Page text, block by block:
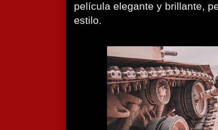
película elegante y brillante,
estilo.